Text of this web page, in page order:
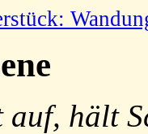
hält